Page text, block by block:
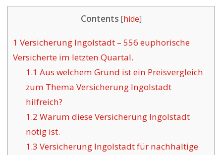
Contents [hide]
1 Versicherung Ingolstadt – 556 euphorische
Versicherte im letzten Quartal.
1.1 Aus welchem Grund ist ein Preisvergleich
zum Thema Versicherung Ingolstadt
hilfreich?
1.2 Warum diese Versicherung Ingolstadt
nötig ist.
1.3 Versicherung Ingolstadt für nachhaltige